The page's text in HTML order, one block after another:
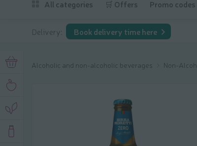
All categories 🛒 Offers Promo codes
Delivery: Book delivery time here
Alcoholic and non-alcoholic beverages Non-